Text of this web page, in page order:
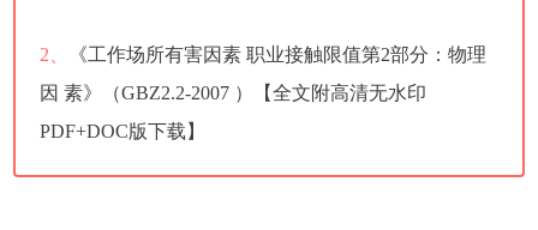
2、
《工作场所有害因素 职业接触限值第2部分：物理
因 素》（GBZ2.2-2007 ）【全文附高清无水印
PDF+DOC版下载】